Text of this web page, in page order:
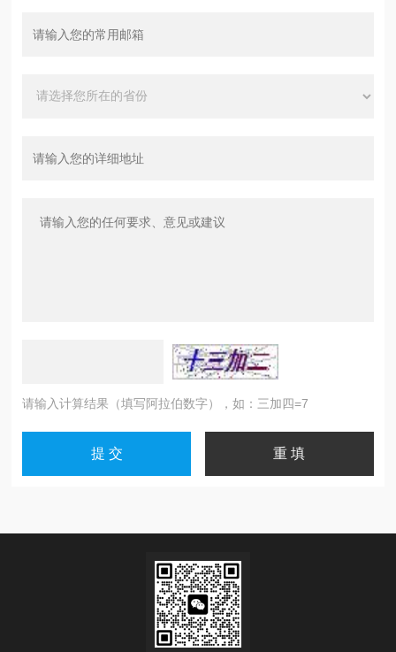
请输入计算结果（填写阿拉伯数字），如：三加四=7